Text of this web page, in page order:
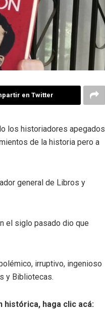
en Twitter
los historiadores apegados
de la historia pero a
general de Libros y
el siglo pasado dio que
irruptivo, ingenioso
y Bibliotecas.
histórica, haga clic acá: